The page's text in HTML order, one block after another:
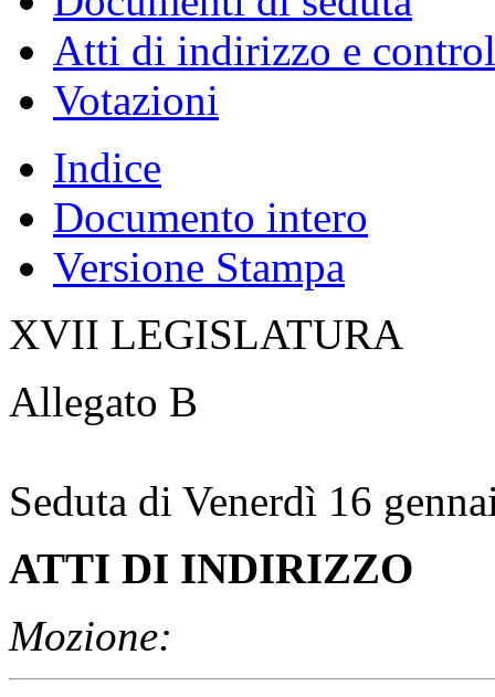
Atti di indirizzo e
Votazioni
Indice
Documento intero
Versione Stampa
XVII LEGISLATURA
Allegato B
Seduta di Venerdì 16
ATTI DI INDIRIZZO
Mozione: